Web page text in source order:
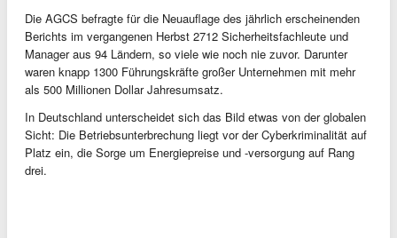
Die AGCS befragte für die Neuauflage des jährlich erscheinenden
Berichts im vergangenen Herbst 2712 Sicherheitsfachleute und
Manager aus 94 Ländern, so viele wie noch nie zuvor. Darunter
waren knapp 1300 Führungskräfte großer Unternehmen mit mehr
als 500 Millionen Dollar Jahresumsatz.
In Deutschland unterscheidet sich das Bild etwas von der globalen
Sicht: Die Betriebsunterbrechung liegt vor der Cyberkriminalität auf
Platz ein, die Sorge um Energiepreise und -versorgung auf Rang
drei.